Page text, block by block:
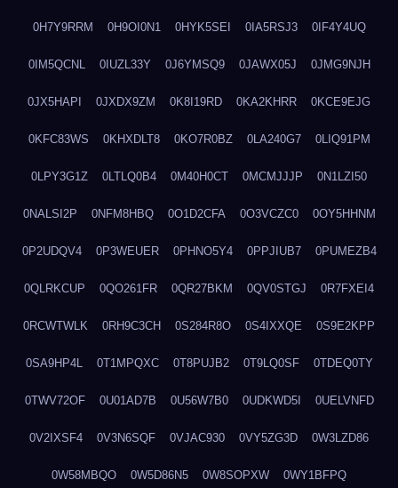
0H7Y9RRM 0H9OI0N1 0HYK5SEI 0IA5RSJ3 0IF4Y4UQ
0IM5QCNL 0IUZL33Y 0J6YMSQ9 0JAWX05J 0JMG9NJH
0JX5HAPI 0JXDX9ZM 0K8I19RD 0KA2KHRR 0KCE9EJG
0KFC83WS 0KHXDLT8 0KO7R0BZ 0LA240G7 0LIQ91PM
0LPY3G1Z 0LTLQ0B4 0M40H0CT 0MCMJJJP 0N1LZI50
0NALSI2P 0NFM8HBQ 0O1D2CFA 0O3VCZC0 0OY5HHNM
0P2UDQV4 0P3WEUER 0PHNO5Y4 0PPJIUB7 0PUMEZB4
0QLRKCUP 0QO261FR 0QR27BKM 0QV0STGJ 0R7FXEI4
0RCWTWLK 0RH9C3CH 0S284R8O 0S4IXXQE 0S9E2KPP
0SA9HP4L 0T1MPQXC 0T8PUJB2 0T9LQ0SF 0TDEQ0TY
0TWV72OF 0U01AD7B 0U56W7B0 0UDKWD5I 0UELVNFD
0V2IXSF4 0V3N6SQF 0VJAC930 0VY5ZG3D 0W3LZD86
0W58MBQO 0W5D86N5 0W8SOPXW 0WY1BFPQ